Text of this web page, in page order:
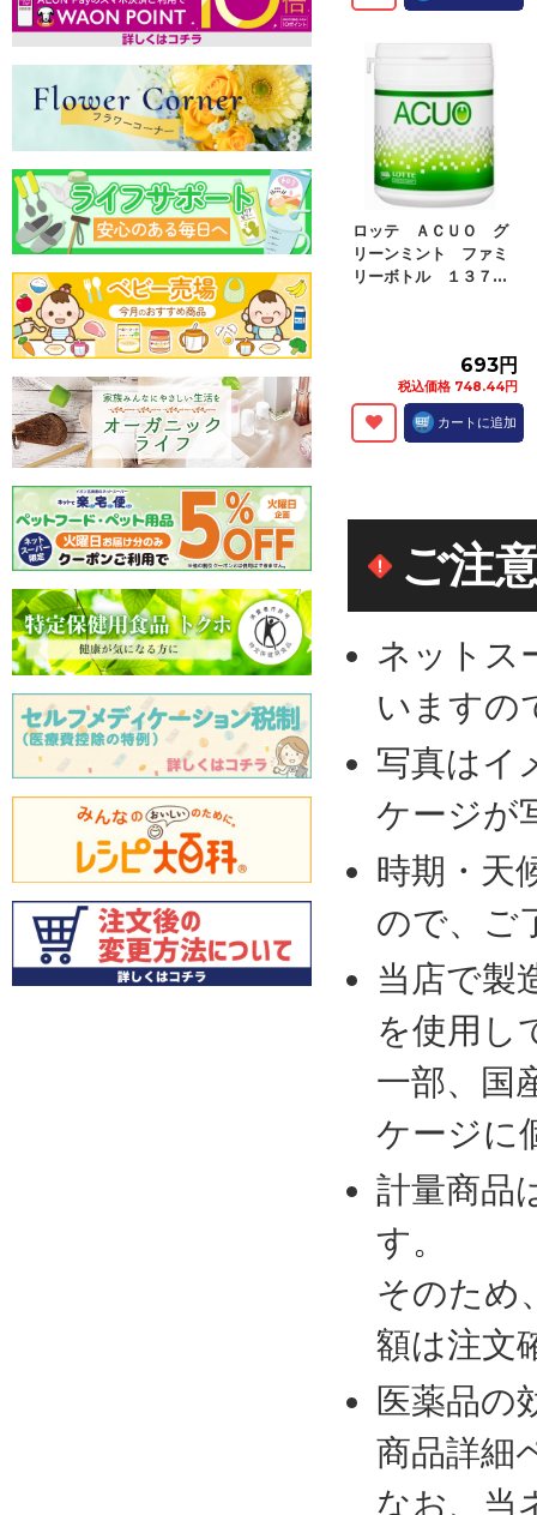
ロッテ ＡＣＵＯ グ
リーンミント ファミ
リーボトル １３７...
693円
税込価格 748.44円
カートに追加
ご注
ネットス
いますの
写真はイ
ケージが
時期・天
ので、ご
当店で製
を使用し
一部、国
ケージに
計量商品
す。
そのため
額は注文
医薬品の
商品詳細
なお、当